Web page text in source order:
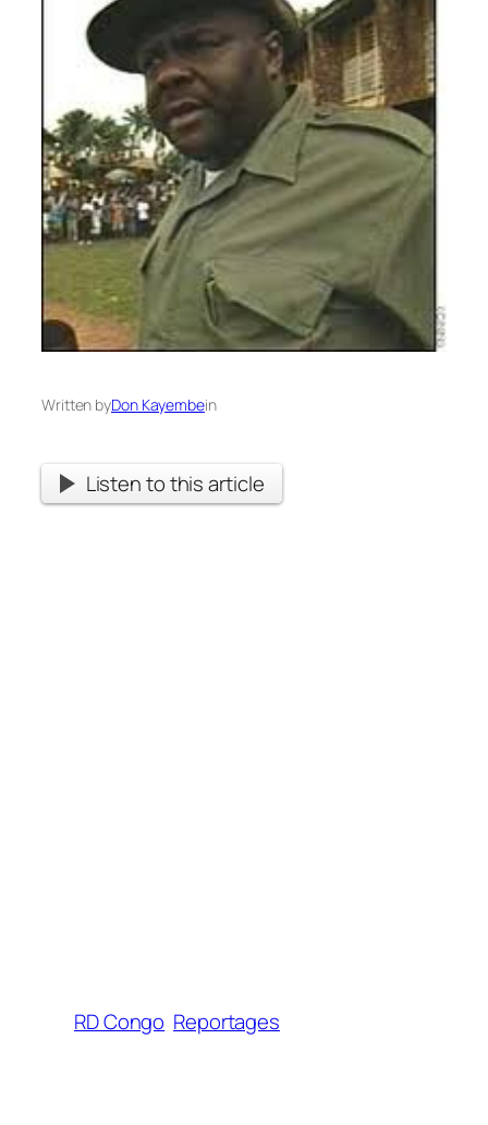
Written byDon Kayembein
Listen to this article
RD Congo Reportages